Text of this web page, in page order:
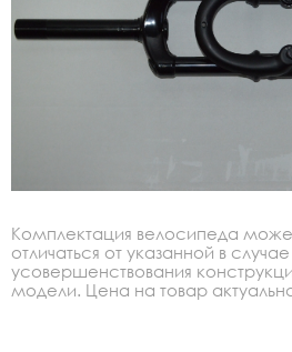
Комплектация велосипеда
отличаться от указанной в
усовершенствования
модели. Цена на товар